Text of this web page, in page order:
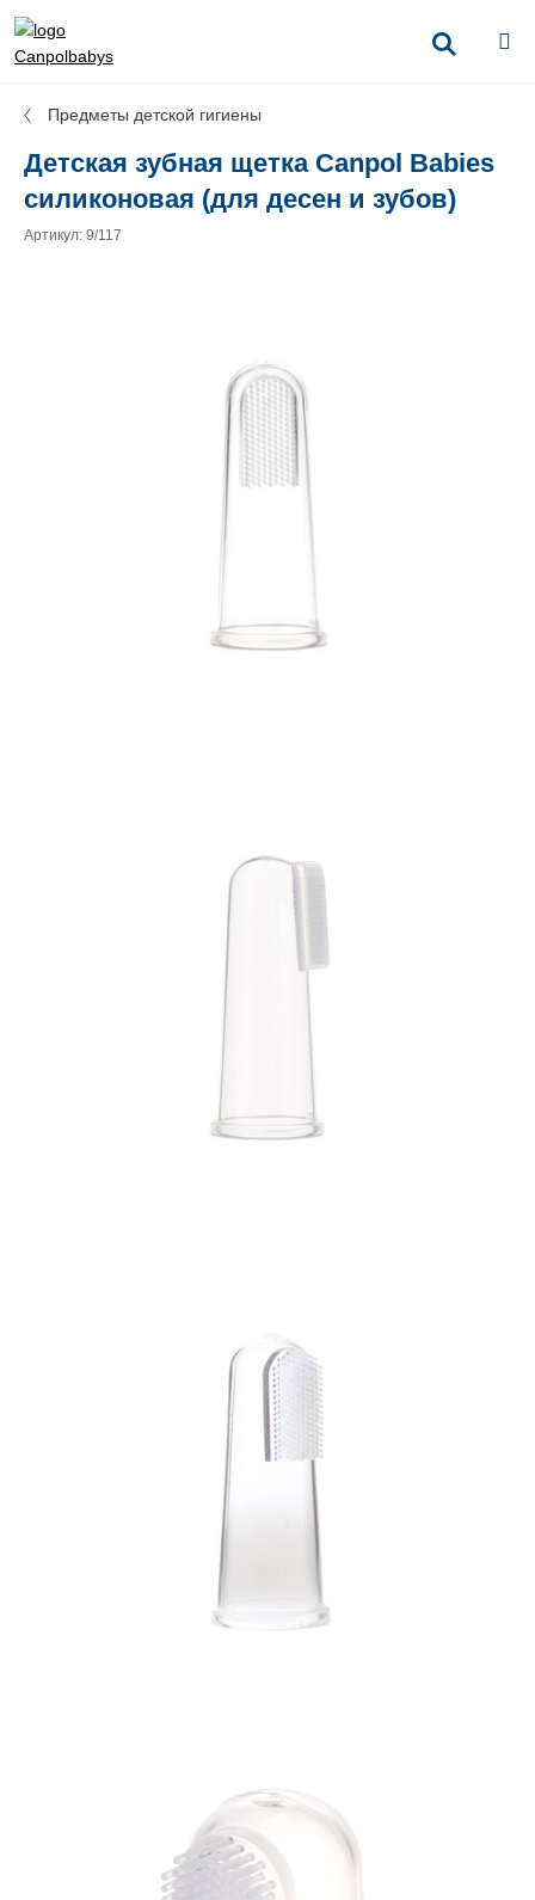
Предметы детской гигиены
Детская зубная щетка Canpol Babies
силиконовая (для десен и зубов)
Артикул: 9/117